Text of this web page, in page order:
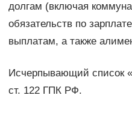
долгам (включая
обязательств по
выплатам, а также
Исчерпывающий список
ст. 122 ГПК РФ.